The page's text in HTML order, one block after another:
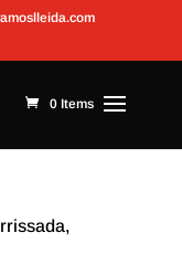
0 Items